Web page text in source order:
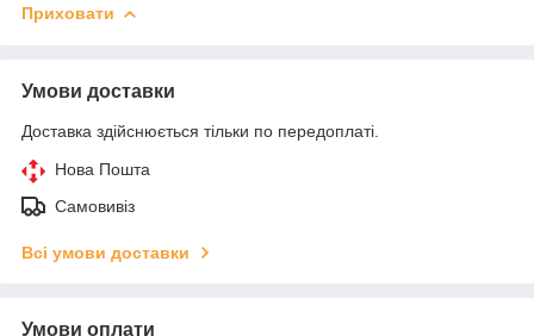
Приховати
Умови доставки
Доставка здійснюється тільки по передоплаті.
Нова Пошта
Самовивіз
Всі умови доставки
Умови оплати